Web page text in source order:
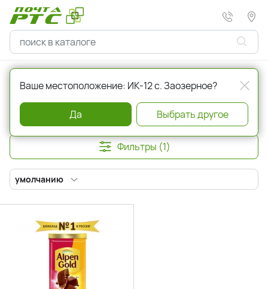
Главная Кондитерские изделия Шоколад
Шоколад
Фильтры (1)
умолчанию
Ваше местоположение: ИК-12 с. Заозерное?
Да Выбрать другое